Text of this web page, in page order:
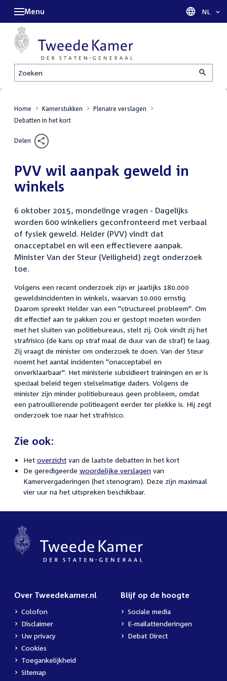
Zoeken
Menu Taal
NL
Home Kamerstukken
Plenaire verslagen
Debatten in het kort
Delen
PVV wil aanpak geweld in
winkels
6 oktober 2015, mondelinge vragen - Dagelijks
worden 600 winkeliers geconfronteerd met verbaal
of fysiek geweld. Helder (PVV) vindt dat
onacceptabel en wil een effectievere aanpak.
Minister Van der Steur (Veiligheid) zegt onderzoek
toe.
Volgens een recent onderzoek zijn er jaarlijks 180.000
geweldsincidenten in winkels, waarvan 10.000 ernstig.
Daarom spreekt Helder van een "structureel probleem". Om
dit effectief aan te pakken zou er gestopt moeten worden
met het sluiten van politiebureaus, stelt zij. Ook vindt zij het
strafrisico (de kans op straf maal de duur van de straf) te laag.
Zij vraagt de minister om onderzoek te doen. Van der Steur
noemt het aantal incidenten "onacceptabel en
onverklaarbaar". Het ministerie subsidieert trainingen en er is
speciaal beleid tegen stelselmatige daders. Volgens de
minister zijn minder politiebureaus geen probleem, omdat
een patrouillerende politieagent eerder ter plekke is. Hij zegt
onderzoek toe naar het strafrisico.
Zie ook:
Het overzichtvan de laatste debatten in het kort
De geredigeerde woordelijke verslagenvan
Kamervergaderingen (het stenogram). Deze zijn maximaal
vier uur na het uitspreken beschikbaar.
Over Tweedekamer.nl
Colofon
Disclaimer
Uw privacy
Cookies
Toegankelijkheid
Sitemap
Blijf op de hoogte
Sociale media
E-mailattenderingen
Debat Direct